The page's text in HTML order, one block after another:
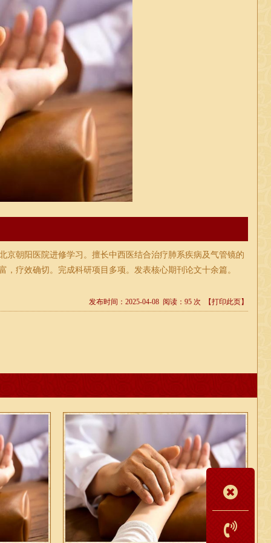
京朝阳医院进修学习。擅长中西医结合治疗肺系疾病及气管镜的
疗效确切。完成科研项目多项。发表核心期刊论文十余篇。
发布时间：2025-04-08 阅读：95 次 【打印此页】